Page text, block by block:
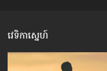
វេទិកាស្នេហ៍